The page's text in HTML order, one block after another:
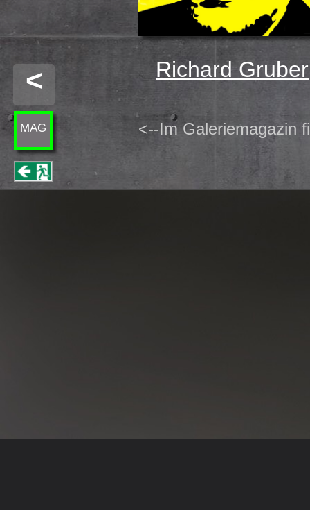
MAG
Richard Gruber
<--Im Galeriemagazin
<